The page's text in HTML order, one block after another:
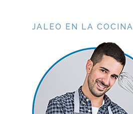
JALEO EN LA COCINA